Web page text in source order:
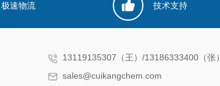
极速物流 技术支持
13119135307（王）/13186333400（张）
sales@cuikangchem.com